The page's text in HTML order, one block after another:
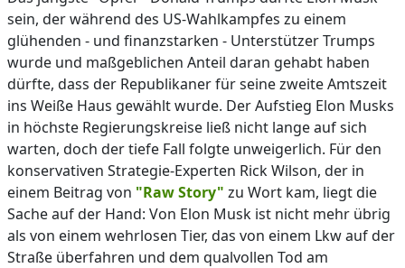
sein, der während des US-Wahlkampfes zu einem
glühenden - und finanzstarken - Unterstützer Trumps
wurde und maßgeblichen Anteil daran gehabt haben
dürfte, dass der Republikaner für seine zweite Amtszeit
ins Weiße Haus gewählt wurde. Der Aufstieg Elon Musks
in höchste Regierungskreise ließ nicht lange auf sich
warten, doch der tiefe Fall folgte unweigerlich. Für den
konservativen Strategie-Experten Rick Wilson, der in
einem Beitrag von "Raw Story" zu Wort kam, liegt die
Sache auf der Hand: Von Elon Musk ist nicht mehr übrig
als von einem wehrlosen Tier, das von einem Lkw auf der
Straße überfahren und dem qualvollen Tod am